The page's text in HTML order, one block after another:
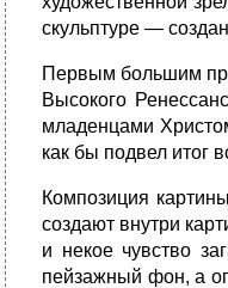
скульптуре —
Первым большим
Высокого
младенцами
как бы подвел итог
Композиция
создают внутри
и некое чувство
пейзажный фон, а